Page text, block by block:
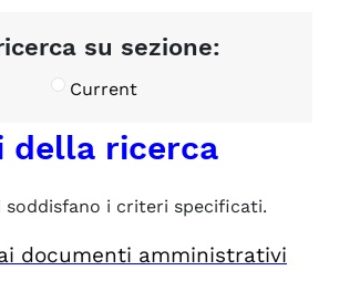
su sezione:
Current
della ricerca
soddisfano i criteri specificati.
documenti amministrativi